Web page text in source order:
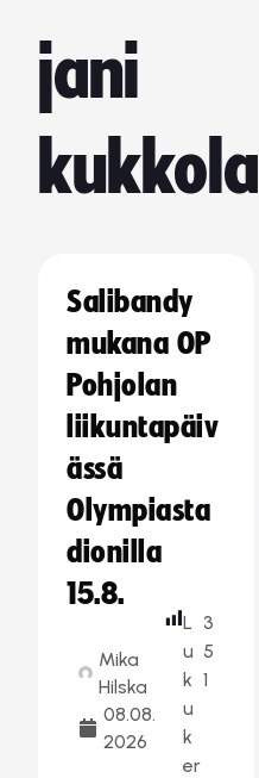
jani
kukkola
Salibandy
mukana OP
Pohjolan
liikuntapäiv
ässä
Olympiasta
dionilla
15.8.
Mika
Hilska
08.08.
2026
L
u
k
u
k
er
3
5
1